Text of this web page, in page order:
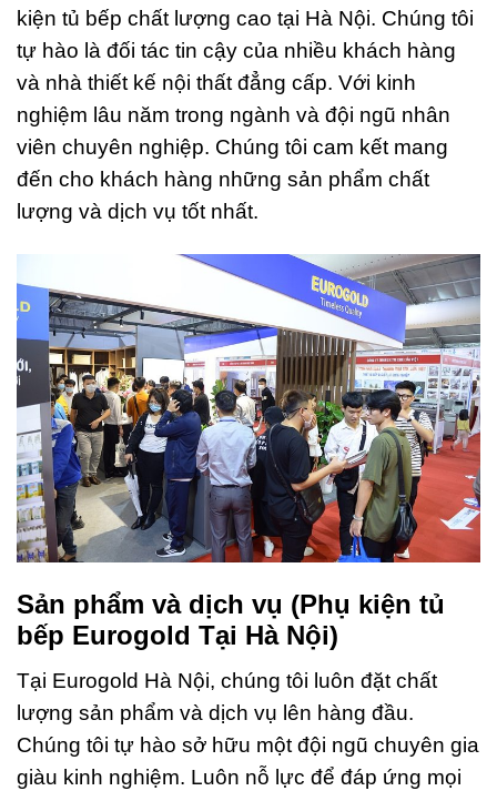
kiện tủ bếp chất lượng cao tại Hà Nội. Chúng tôi
tự hào là đối tác tin cậy của nhiều khách hàng
và nhà thiết kế nội thất đẳng cấp. Với kinh
nghiệm lâu năm trong ngành và đội ngũ nhân
viên chuyên nghiệp. Chúng tôi cam kết mang
đến cho khách hàng những sản phẩm chất
lượng và dịch vụ tốt nhất.
Sản phẩm và dịch vụ (Phụ kiện tủ
bếp Eurogold Tại Hà Nội)
Tại Eurogold Hà Nội, chúng tôi luôn đặt chất
lượng sản phẩm và dịch vụ lên hàng đầu.
Chúng tôi tự hào sở hữu một đội ngũ chuyên gia
giàu kinh nghiệm. Luôn nỗ lực để đáp ứng mọi